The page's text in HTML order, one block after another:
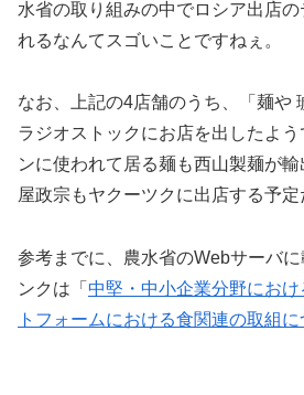
水省の取り組みの中でロシア出店
れるなんてスゴいことですねぇ。
なお、上記の4店舗のうち、「麺や
ラジオストックにお店を出したよ
ンに使われて居る麺も西山製麺が
屋政宗もヤクーツクに出店する予定
参考までに、農水省のWebサーバ
ンクは「 中堅・中小企業分野にお
トフォームにおける食関連の取組に